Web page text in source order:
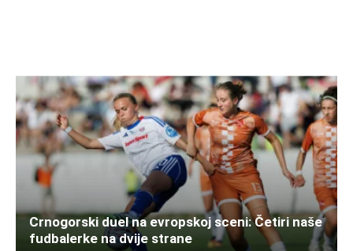
Crnogorski duel na evropskoj sceni: Četiri naše
fudbalerke na dvije strane